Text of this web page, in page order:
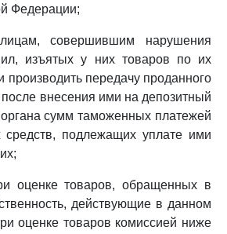
Федерации;
совершившим нарушения
изъятых у них товаров по их
производить передачу проданного
внесения ими на депозитный
сумм таможенных платежей
подлежащих уплате ими
оценке товаров, обращенных в
действующие в данном
оценке товаров комиссией ниже